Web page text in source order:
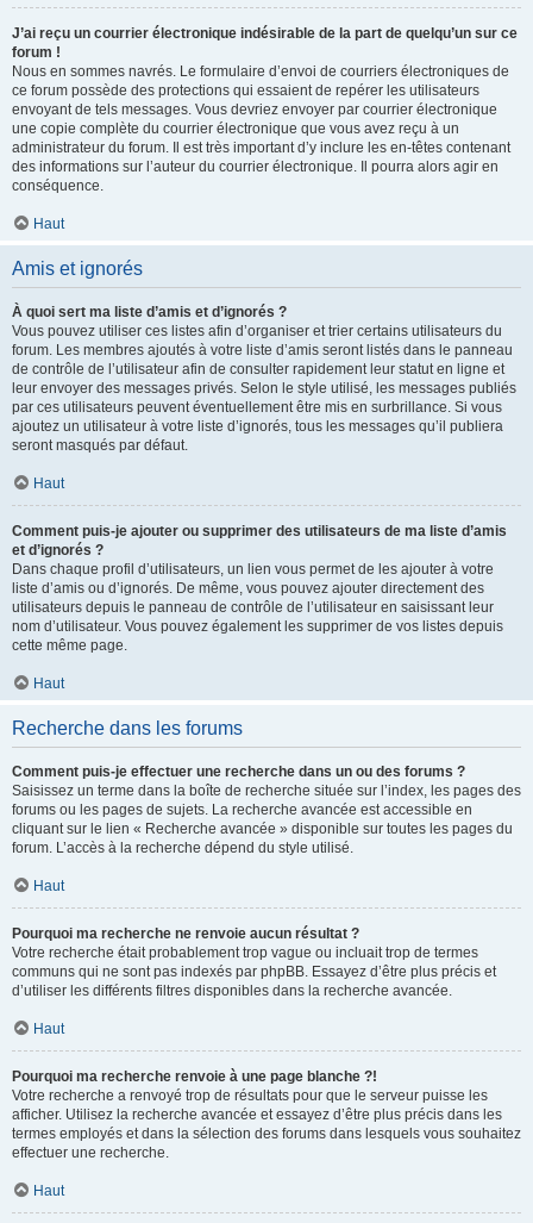
J’ai reçu un courrier électronique indésirable de la part de quelqu’un sur ce
forum !
Nous en sommes navrés. Le formulaire d’envoi de courriers électroniques de
ce forum possède des protections qui essaient de repérer les utilisateurs
envoyant de tels messages. Vous devriez envoyer par courrier électronique
une copie complète du courrier électronique que vous avez reçu à un
administrateur du forum. Il est très important d’y inclure les en-têtes contenant
des informations sur l’auteur du courrier électronique. Il pourra alors agir en
conséquence.
Haut
Amis et ignorés
À quoi sert ma liste d’amis et d’ignorés ?
Vous pouvez utiliser ces listes afin d’organiser et trier certains utilisateurs du
forum. Les membres ajoutés à votre liste d’amis seront listés dans le panneau
de contrôle de l’utilisateur afin de consulter rapidement leur statut en ligne et
leur envoyer des messages privés. Selon le style utilisé, les messages publiés
par ces utilisateurs peuvent éventuellement être mis en surbrillance. Si vous
ajoutez un utilisateur à votre liste d’ignorés, tous les messages qu’il publiera
seront masqués par défaut.
Haut
Comment puis-je ajouter ou supprimer des utilisateurs de ma liste d’amis
et d’ignorés ?
Dans chaque profil d’utilisateurs, un lien vous permet de les ajouter à votre
liste d’amis ou d’ignorés. De même, vous pouvez ajouter directement des
utilisateurs depuis le panneau de contrôle de l’utilisateur en saisissant leur
nom d’utilisateur. Vous pouvez également les supprimer de vos listes depuis
cette même page.
Haut
Recherche dans les forums
Comment puis-je effectuer une recherche dans un ou des forums ?
Saisissez un terme dans la boîte de recherche située sur l’index, les pages des
forums ou les pages de sujets. La recherche avancée est accessible en
cliquant sur le lien « Recherche avancée » disponible sur toutes les pages du
forum. L’accès à la recherche dépend du style utilisé.
Haut
Pourquoi ma recherche ne renvoie aucun résultat ?
Votre recherche était probablement trop vague ou incluait trop de termes
communs qui ne sont pas indexés par phpBB. Essayez d’être plus précis et
d’utiliser les différents filtres disponibles dans la recherche avancée.
Haut
Pourquoi ma recherche renvoie à une page blanche ?!
Votre recherche a renvoyé trop de résultats pour que le serveur puisse les
afficher. Utilisez la recherche avancée et essayez d’être plus précis dans les
termes employés et dans la sélection des forums dans lesquels vous souhaitez
effectuer une recherche.
Haut